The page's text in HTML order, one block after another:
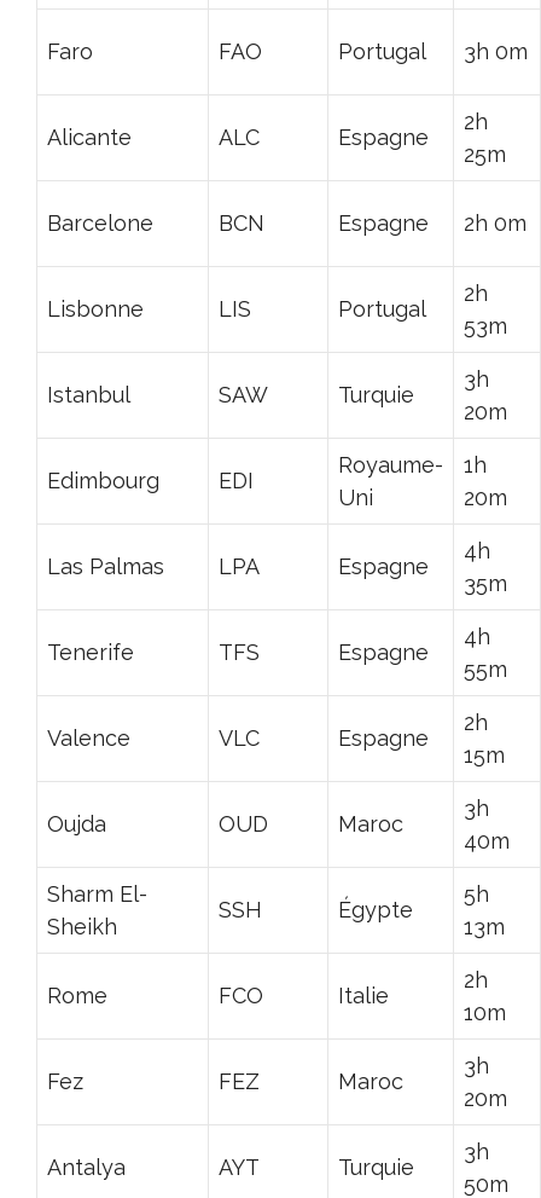
Faro FAO Portugal 3h 0m
Alicante ALC Espagne
2h
25m
Barcelone BCN Espagne 2h 0m
Lisbonne LIS Portugal
2h
53m
Istanbul SAW Turquie
3h
20m
Edimbourg EDI
Royaume-
Uni
1h
20m
Las Palmas LPA Espagne
4h
35m
Tenerife TFS Espagne
4h
55m
Valence VLC Espagne
2h
15m
Oujda OUD Maroc
3h
40m
Sharm El-
Sheikh
SSH Égypte
5h
13m
Rome FCO Italie
2h
10m
Fez FEZ Maroc
3h
20m
Antalya AYT Turquie
3h
50m